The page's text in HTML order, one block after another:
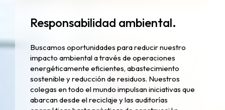
Responsabilidad ambiental.
Buscamos oportunidades para reducir nuestro
impacto ambiental a través de operaciones
energéticamente eficientes, abastecimiento
sostenible y reducción de residuos. Nuestros
colegas en todo el mundo impulsan iniciativas que
abarcan desde el reciclaje y las auditorías